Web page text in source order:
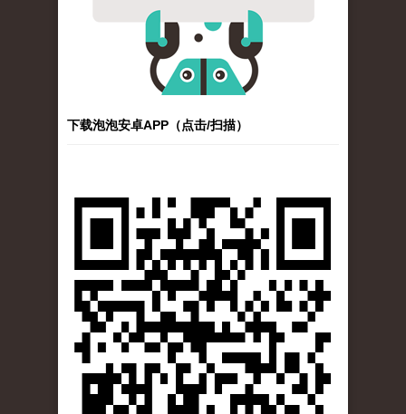
下载泡泡安卓APP（点击/扫描）